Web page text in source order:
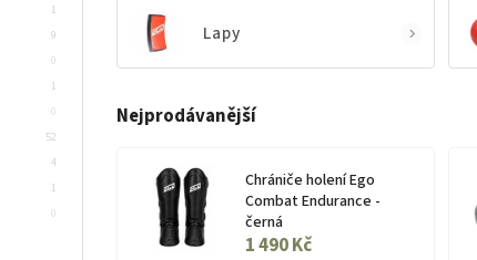
1
9
0
1
0
52
4
1
0
Lapy
Nejprodávanější
Chrániče holení Ego
Combat Endurance -
černá
1 490 Kč